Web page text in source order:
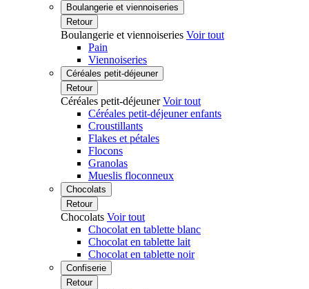
Boulangerie et viennoiseries
Retour
Boulangerie et viennoiseries Voir tout
Pain
Viennoiseries
Céréales petit-déjeuner
Retour
Céréales petit-déjeunerVoir tout
Céréales petit-déjeuner enfants
Croustillants
Flakes et pétales
Flocons
Granolas
Mueslis floconneux
Chocolats
Retour
Chocolats Voir tout
Chocolat en tablette blanc
Chocolat en tablette lait
Chocolat en tablette noir
Confiserie
Retour